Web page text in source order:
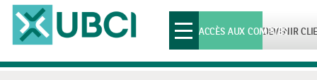
Toggle
navigationDEVENIR
ACCÈS AUX COMPTES